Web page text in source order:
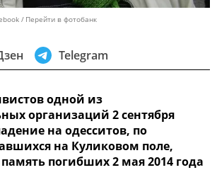
Перейти в фотобанк
Telegram
одной из
организаций 2 сентября
на одесситов, по
на Куликовом поле,
погибших 2 мая 2014 года